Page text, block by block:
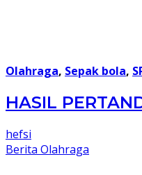
Olahraga, Sepak bola,
HASIL
hefsi
Berita Olahraga